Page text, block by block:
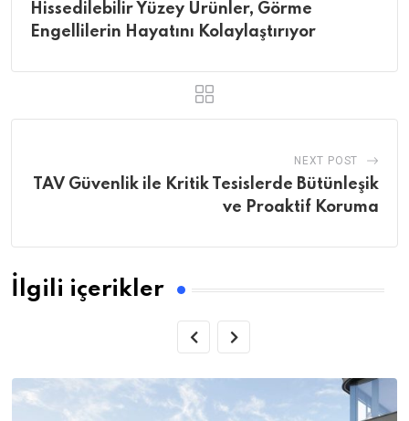
Hissedilebilir Yüzey Ürünler, Görme
Engellilerin Hayatını Kolaylaştırıyor
NEXT POST
TAV Güvenlik ile Kritik Tesislerde Bütünleşik
ve Proaktif Koruma
İlgili içerikler